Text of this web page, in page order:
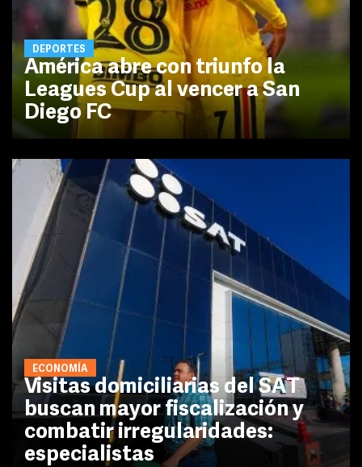
DEPORTES
América abre con triunfo la
Leagues Cup al vencer a San
Diego FC
ECONOMÍA
Visitas domiciliarias del SAT
buscan mayor fiscalización y
combatir irregularidades:
especialistas